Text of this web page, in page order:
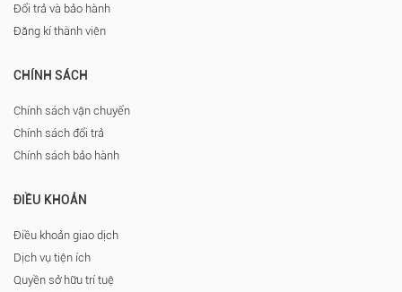
Đổi trả và bảo hành
Đăng kí thành viên
CHÍNH SÁCH
Chính sách vận chuyển
Chính sách đổi trả
Chính sách bảo hành
ĐIỀU KHOẢN
Điều khoản giao dịch
Dịch vụ tiện ích
Quyền sở hữu trí tuệ